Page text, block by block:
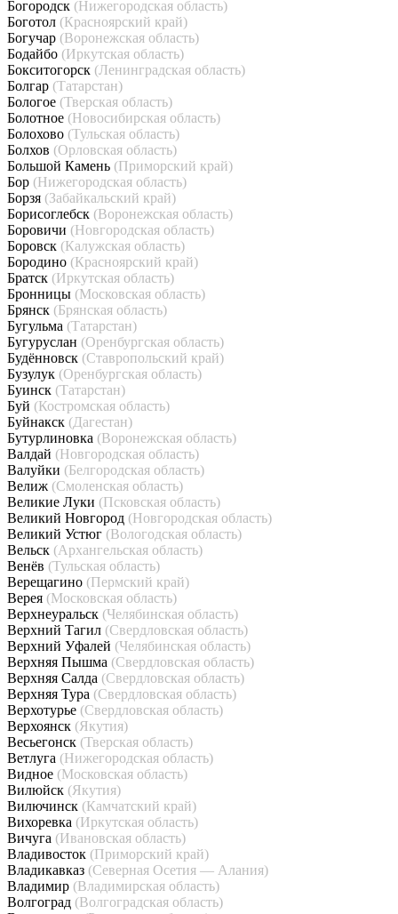
Богородск (Нижегородская область)
Боготол (Красноярский край)
Богучар (Воронежская область)
Бодайбо (Иркутская область)
Бокситогорск (Ленинградская область)
Болгар (Татарстан)
Бологое (Тверская область)
Болотное (Новосибирская область)
Болохово (Тульская область)
Болхов (Орловская область)
Большой Камень (Приморский край)
Бор (Нижегородская область)
Борзя (Забайкальский край)
Борисоглебск (Воронежская область)
Боровичи (Новгородская область)
Боровск (Калужская область)
Бородино (Красноярский край)
Братск (Иркутская область)
Бронницы (Московская область)
Брянск (Брянская область)
Бугульма (Татарстан)
Бугуруслан (Оренбургская область)
Будённовск (Ставропольский край)
Бузулук (Оренбургская область)
Буинск (Татарстан)
Буй (Костромская область)
Буйнакск (Дагестан)
Бутурлиновка (Воронежская область)
Валдай (Новгородская область)
Валуйки (Белгородская область)
Велиж (Смоленская область)
Великие Луки (Псковская область)
Великий Новгород (Новгородская область)
Великий Устюг (Вологодская область)
Вельск (Архангельская область)
Венёв (Тульская область)
Верещагино (Пермский край)
Верея (Московская область)
Верхнеуральск (Челябинская область)
Верхний Тагил (Свердловская область)
Верхний Уфалей (Челябинская область)
Верхняя Пышма (Свердловская область)
Верхняя Салда (Свердловская область)
Верхняя Тура (Свердловская область)
Верхотурье (Свердловская область)
Верхоянск (Якутия)
Весьегонск (Тверская область)
Ветлуга (Нижегородская область)
Видное (Московская область)
Вилюйск (Якутия)
Вилючинск (Камчатский край)
Вихоревка (Иркутская область)
Вичуга (Ивановская область)
Владивосток (Приморский край)
Владикавказ (Северная Осетия — Алания)
Владимир (Владимирская область)
Волгоград (Волгоградская область)